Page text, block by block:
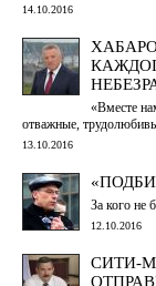
14.10.2016
«Вместе
отважные,
13.10.2016
За кого не
12.10.2016
СИТИ-